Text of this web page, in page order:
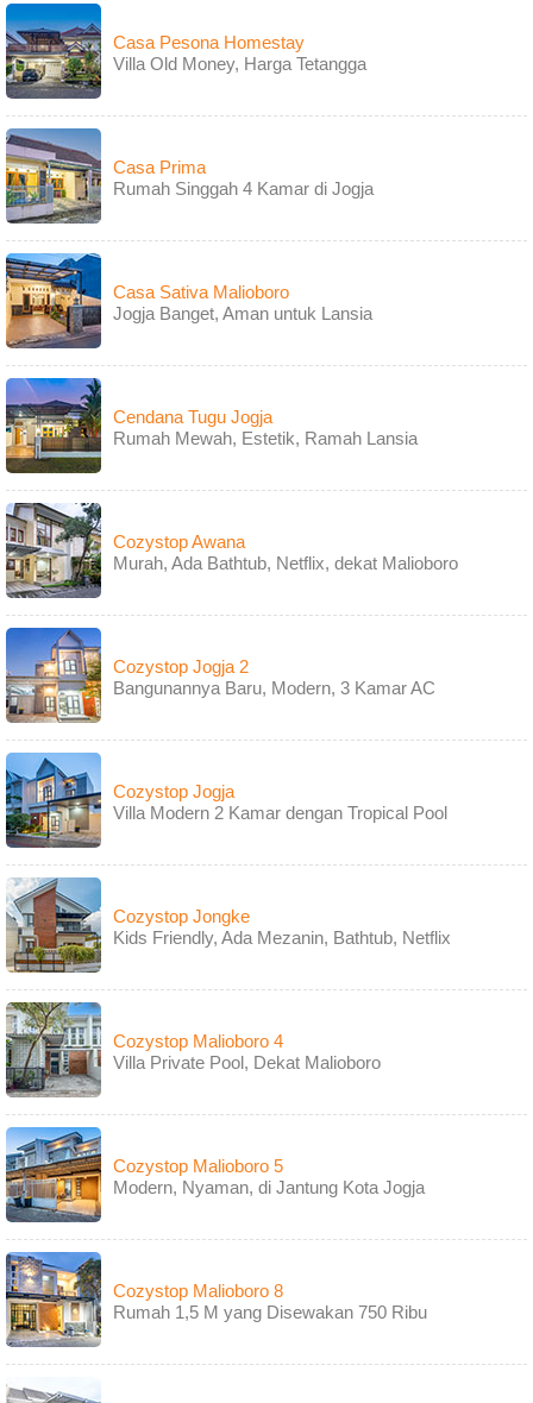
Casa Pesona Homestay
Villa Old Money, Harga Tetangga
Casa Prima
Rumah Singgah 4 Kamar di Jogja
Casa Sativa Malioboro
Jogja Banget, Aman untuk Lansia
Cendana Tugu Jogja
Rumah Mewah, Estetik, Ramah Lansia
Cozystop Awana
Murah, Ada Bathtub, Netflix, dekat Malioboro
Cozystop Jogja 2
Bangunannya Baru, Modern, 3 Kamar AC
Cozystop Jogja
Villa Modern 2 Kamar dengan Tropical Pool
Cozystop Jongke
Kids Friendly, Ada Mezanin, Bathtub, Netflix
Cozystop Malioboro 4
Villa Private Pool, Dekat Malioboro
Cozystop Malioboro 5
Modern, Nyaman, di Jantung Kota Jogja
Cozystop Malioboro 8
Rumah 1,5 M yang Disewakan 750 Ribu